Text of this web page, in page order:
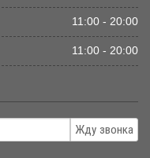
11:00 - 20:00
11:00 - 20:00
Жду звонка